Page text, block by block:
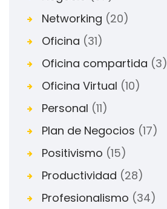
Networking (20)
Oficina (31)
Oficina compartida (3)
Oficina Virtual (10)
Personal (11)
Plan de Negocios (17)
Positivismo (15)
Productividad (28)
Profesionalismo (34)